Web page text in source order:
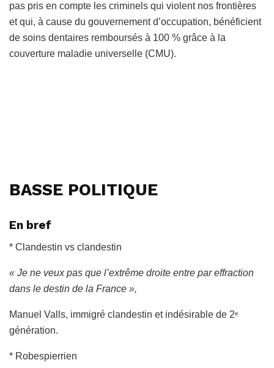
pas pris en compte les criminels qui violent nos frontières
et qui, à cause du gouvernement d’occupation, bénéficient
de soins dentaires remboursés à 100 % grâce à la
couverture maladie universelle (CMU).
BASSE POLITIQUE
En bref
* Clandestin vs clandestin
« Je ne veux pas que l’extrême droite entre par effraction
dans le destin de la France »,
Manuel Valls, immigré clandestin et indésirable de 2e
génération.
* Robespierrien